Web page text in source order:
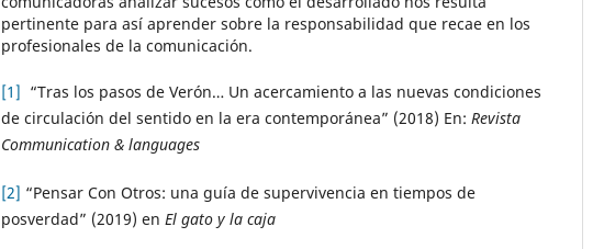
pertinente para así aprender sobre la responsabilidad que recae en los
profesionales de la comunicación.
[1] “Tras los pasos de Verón… Un acercamiento a las nuevas condiciones
de circulación del sentido en la era contemporánea” (2018) En: Revista
Communication & languages
[2] “Pensar Con Otros: una guía de supervivencia en tiempos de
posverdad” (2019) en El gato y la caja